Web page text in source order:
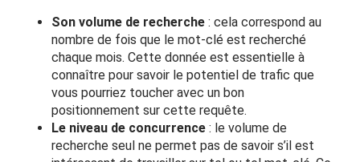
Son volume de recherche : cela correspond au
nombre de fois que le mot-clé est recherché
chaque mois. Cette donnée est essentielle à
connaître pour savoir le potentiel de trafic que
vous pourriez toucher avec un bon
positionnement sur cette requête.
Le niveau de concurrence : le volume de
recherche seul ne permet pas de savoir s’il est